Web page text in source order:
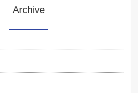
Archive